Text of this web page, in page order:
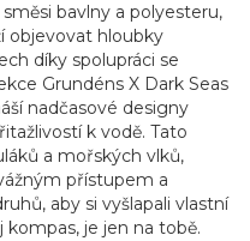
bavlny a polyesteru,
objevovat hloubky
díky spolupráci se
Grundéns X Dark Seas
nadčasové designy
k vodě. Tato
a mořských vlků,
přístupem a
aby si vyšlapali vlastní
je jen na tobě.